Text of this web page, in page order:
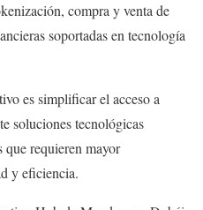
compra y venta de
soportadas en tecnología
es simplificar el acceso a
soluciones tecnológicas
que requieren mayor
y eficiencia.